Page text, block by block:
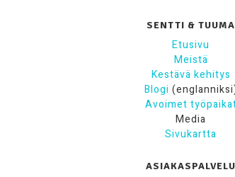
SENTTI & TUUMA
Etusivu
Meistä
Kestävä kehitys
Blogi
Avoimet
Media
Sivukartta
ASIAKASPALVELU